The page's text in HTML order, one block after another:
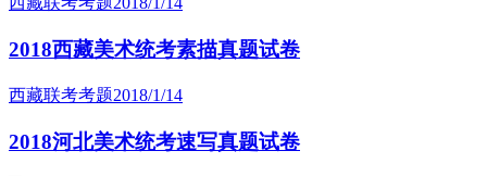
2018西藏美术统考素描真题试卷
西藏联考考题2018/1/14
2018河北美术统考速写真题试卷